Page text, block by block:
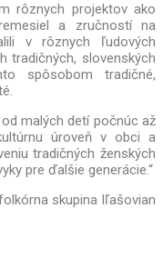
rôznych projektov ako
a zručností na
v rôznych ľudových
tradičných, slovenských
spôsobom tradičné,
malých detí počnúc až
úroveň v obci a
tradičných ženských
pre ďalšie generácie.“
skupina Iľašovian